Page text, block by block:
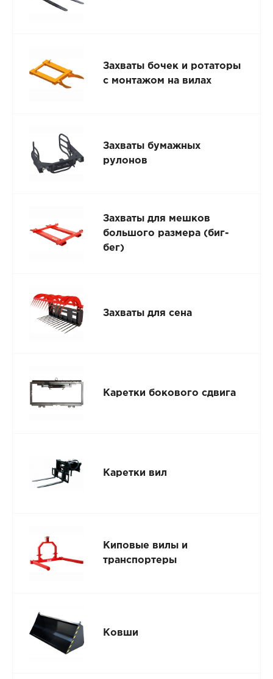
Захваты бочек и ротаторы
с монтажом на вилах
Захваты бумажных
рулонов
Захваты для мешков
большого размера (биг-
бег)
Захваты для сена
Каретки бокового сдвига
Каретки вил
Киповые вилы и
транспортеры
Ковши